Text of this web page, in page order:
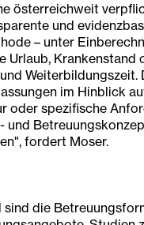
österreich­weit
und
– unter
Urlaub, Krankenstand
Weiterbildungszeit.
im Hinblick
oder spezifische
und
fordert Moser.
sind die